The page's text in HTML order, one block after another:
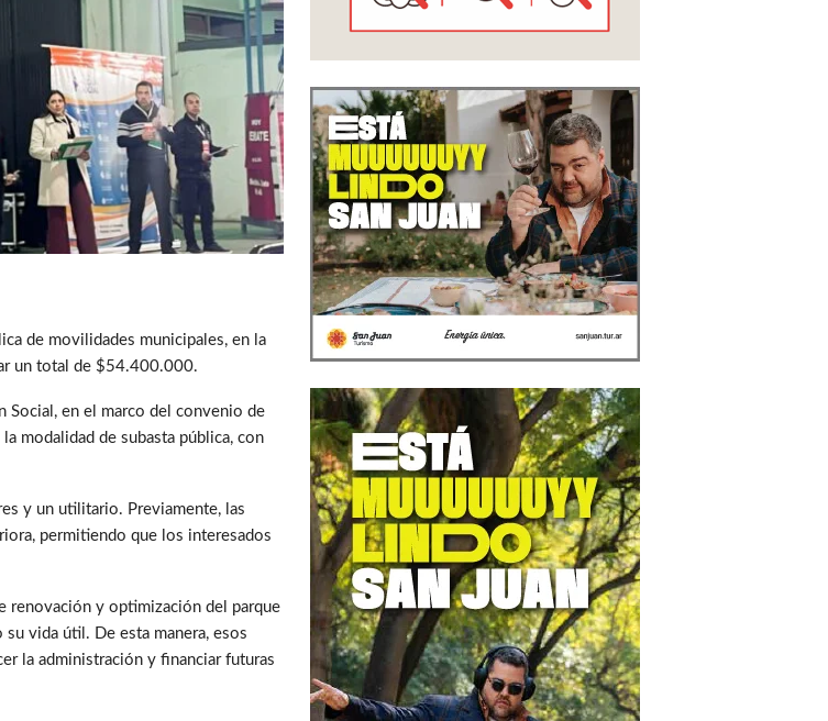
de movilidades municipales, en la
un total de $54.400.000.
Social, en el marco del convenio de
modalidad de subasta pública, con
y un utilitario. Previamente, las
permitiendo que los interesados
renovación y optimización del parque
vida útil. De esta manera, esos
la administración y financiar futuras